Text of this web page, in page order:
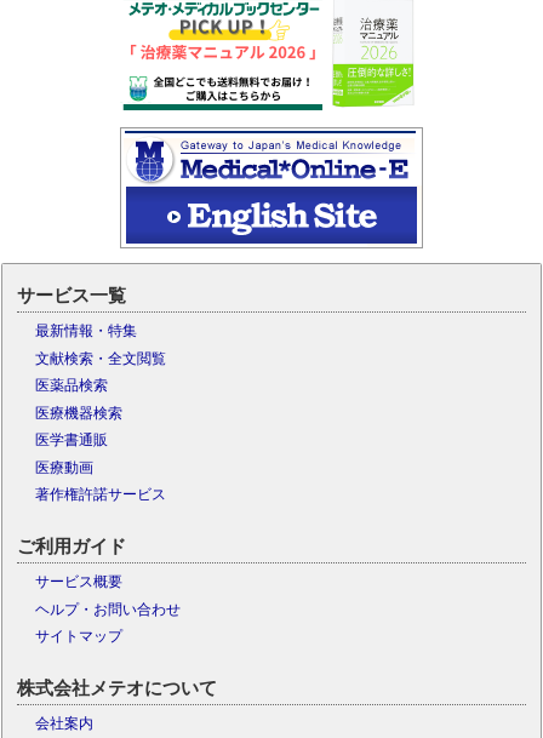
サービス一覧
最新情報・特集
文献検索・全文閲覧
医薬品検索
医療機器検索
医学書通販
医療動画
著作権許諾サービス
ご利用ガイド
サービス概要
ヘルプ・お問い合わせ
サイトマップ
株式会社メテオについて
会社案内